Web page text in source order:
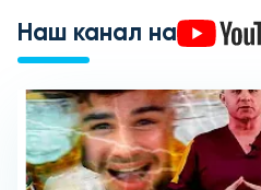
Наш канал на